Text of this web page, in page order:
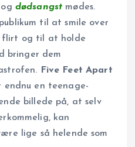
og dødsangst mødes.
til at smile over
flirt og til at holde
bringer dem
Five Feet Apart
endnu en teenage-
billede på, at selv
kan
lige så helende som